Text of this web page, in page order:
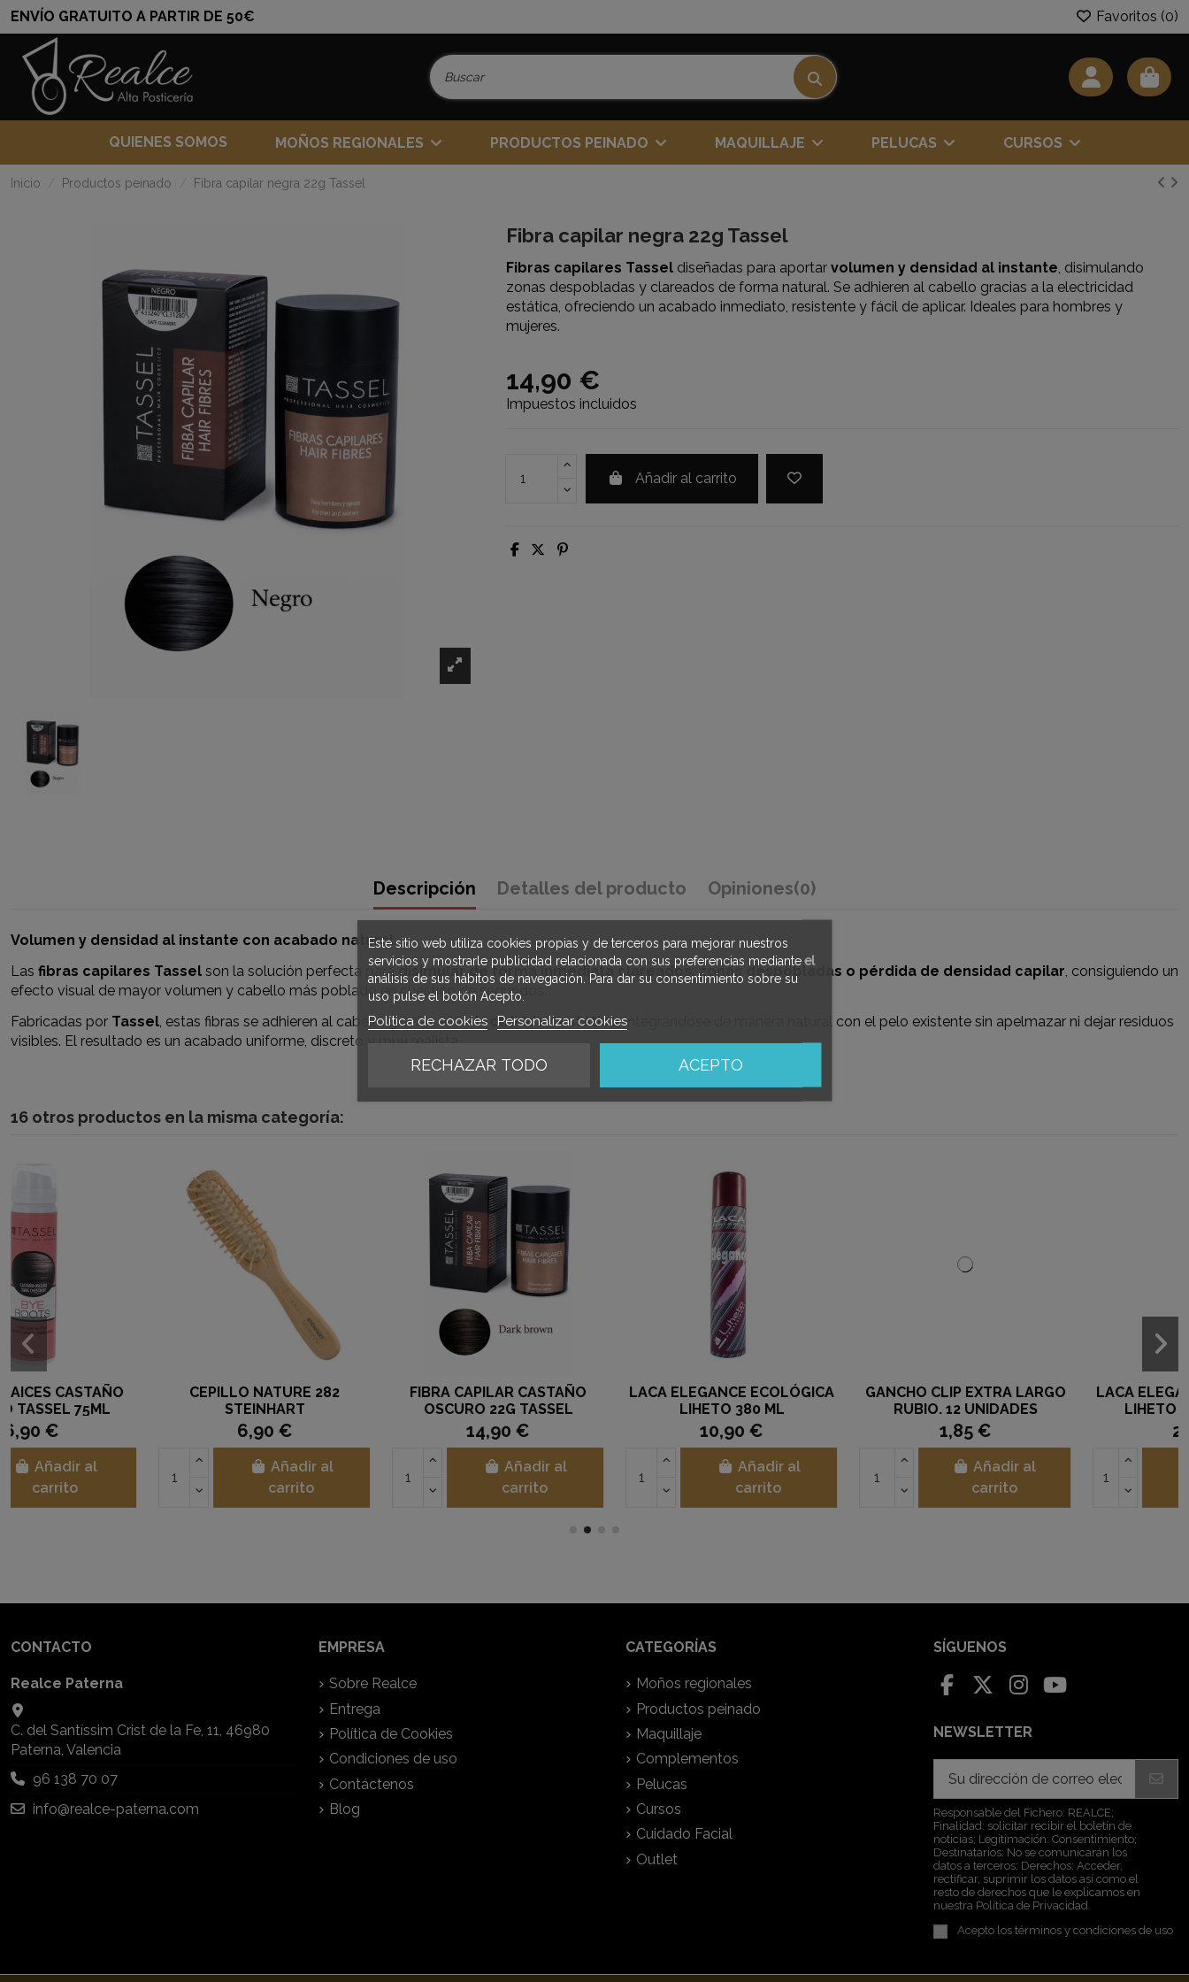
ENVÍO GRATUITO A PARTIR DE 50€ Favoritos (0)
QUIENES SOMOS MOÑOS REGIONALES PRODUCTOS PEINADO MAQUILLAJE PELUCAS CURSOS
Inicio Productos peinado Fibra capilar negra 22g Tassel
Fibra capilar negra 22g Tassel
Fibras capilares Tassel diseñadas para aportar volumen y densidad al instante , disimulando
zonas despobladas y clareados de forma natural. Se adhieren al cabello gracias a la electricidad
estática, ofreciendo un acabado inmediato, resistente y fácil de aplicar. Ideales para hombres y
mujeres.
14,90 €
Impuestos incluidos
Añadir al carrito
Descripción Detalles del producto Opiniones(0)
Volumen y densidad al instante con acabado natural
Las fibras capilares Tassel son la solución perfecta para disimular de forma inmediata clareados, zonas despobladas o pérdida de densidad capilar, consiguiendo un
efecto visual de mayor volumen y cabello más poblado en cuestión de segundos.
Fabricadas por Tassel, estas fibras se adhieren al cabello gracias a laelectricidad estática, integrándose de manera natural con el pelo existente sin apelmazar ni dejar residuos
visibles. El resultado es un acabado uniforme, discreto y muy realista.
16 otros productos en la misma categoría:
GANCHO CLIP EXTRA LARGO
RUBIO. 12 UNIDADES
Añadir al
LACA ELEGANCE ECOLÓGICA
LIHETO 80ML. (VIAJE)
CHAMPÚ REPARACIÓN TOTAL
VALQUER, 400 ML.
CHAMPÚ DE TOMILLO
PEINE TITANIO 825
Añadir al
CONTACTO
Realce Paterna
C. del Santíssim Crist de la Fe, 11, 46980
Paterna, Valencia
96 138 70 07
info@realce-paterna.com
EMPRESA
Sobre Realce
Entrega
Política de Cookies
Condiciones de uso
Contáctenos
Blog
CATEGORÍAS
Moños regionales
Productos peinado
Maquillaje
Complementos
Pelucas
Cursos
Cuidado Facial
Outlet
Este sitio web utiliza cookies propias y de terceros para mejorar nuestros
servicios y mostrarle publicidad relacionada con sus preferencias mediante el
análisis de sus hábitos de navegación. Para dar su consentimiento sobre su
uso pulse el botón Acepto.
Política de cookies Personalizar cookies
RECHAZAR TODO ACEPTO
SÍGUENOS
NEWSLETTER
Responsable del Fichero: REALCE;
Finalidad: solicitar recibir el boletín de
noticias; Legitimación: Consentimiento;
Destinatarios: No se comunicarán los
datos a terceros; Derechos: Acceder,
rectificar, suprimir los datos así como el
resto de derechos que le explicamos en
nuestra Política de Privacidad.
Acepto lostérminos y condiciones de uso